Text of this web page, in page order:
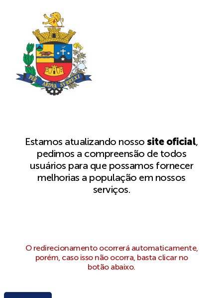
Estamos atualizando nossosite oficial,
pedimos a compreensão de todos
usuários para que possamos fornecer
melhorias a população em nossos
serviços.
O redirecionamento ocorrerá automaticamente,
porém, caso isso não ocorra, basta clicar no
botão abaixo.